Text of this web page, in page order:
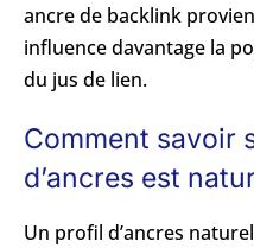
ancre de backlink
influence davantage la
du jus de lien.
Comment savoir
d’ancres est
Un profil d’ancres